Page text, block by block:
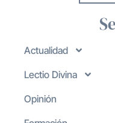
Actualidad
Lectio Divina
Opinión